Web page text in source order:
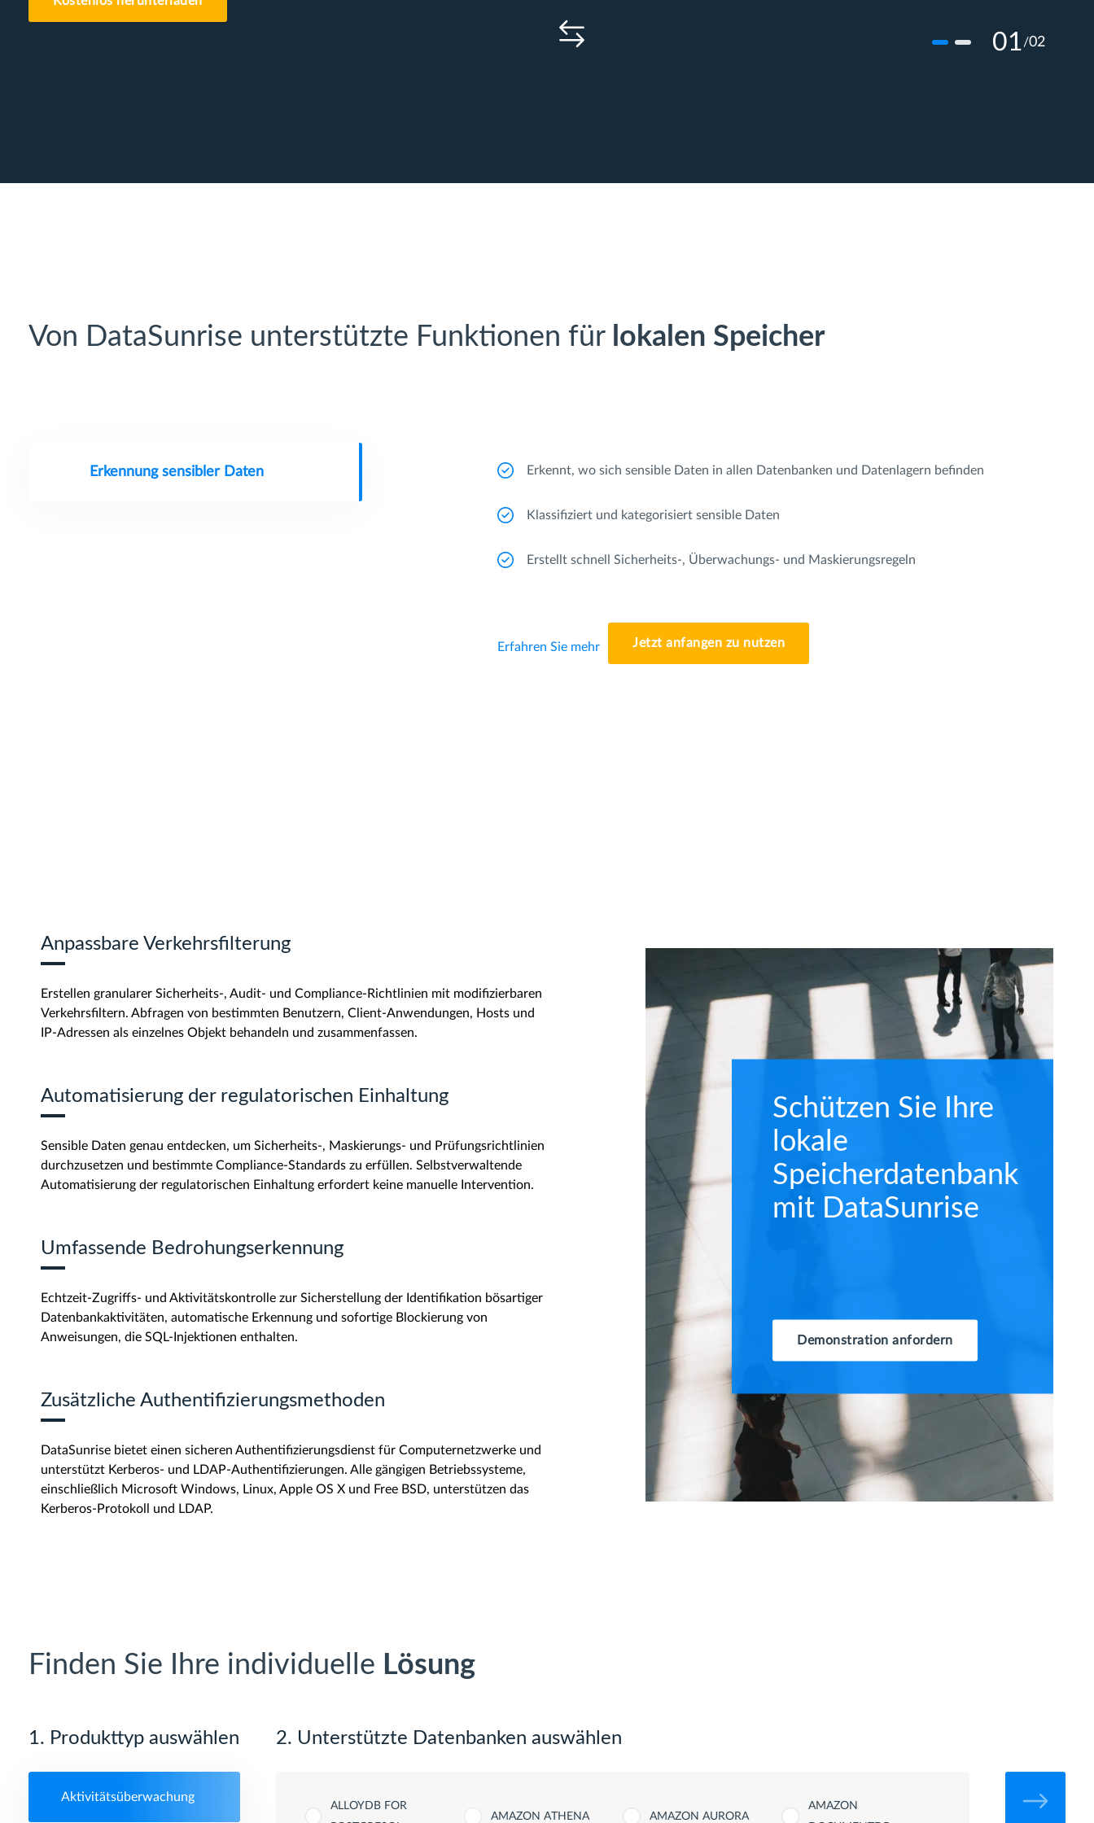
01/02
Von DataSunrise unterstützte Funktionen für lokalen Speicher
Erkennung sensibler Daten Erkennt, wo sich sensible Daten in allen Datenbanken und Datenlagern befinden
Klassifiziert und kategorisiert sensible Daten
Erstellt schnell Sicherheits-, Überwachungs- und Maskierungsregeln
Erfahren Sie mehr Jetzt anfangen zu nutzen
Anpassbare Verkehrsfilterung
Erstellen granularer Sicherheits-, Audit- und Compliance-Richtlinien mit modifizierbaren
Verkehrsfiltern. Abfragen von bestimmten Benutzern, Client-Anwendungen, Hosts und
IP-Adressen als einzelnes Objekt behandeln und zusammenfassen.
Automatisierung der regulatorischen Einhaltung
Sensible Daten genau entdecken, um Sicherheits-, Maskierungs- und Prüfungsrichtlinien
durchzusetzen und bestimmte Compliance-Standards zu erfüllen. Selbstverwaltende
Automatisierung der regulatorischen Einhaltung erfordert keine manuelle Intervention.
Umfassende Bedrohungserkennung
Echtzeit-Zugriffs- und Aktivitätskontrolle zur Sicherstellung der Identifikation bösartiger
Datenbankaktivitäten, automatische Erkennung und sofortige Blockierung von
Anweisungen, die SQL-Injektionen enthalten.
Zusätzliche Authentifizierungsmethoden
DataSunrise bietet einen sicheren Authentifizierungsdienst für Computernetzwerke und
unterstützt Kerberos- und LDAP-Authentifizierungen. Alle gängigen Betriebssysteme,
einschließlich Microsoft Windows, Linux, Apple OS X und Free BSD, unterstützen das
Kerberos-Protokoll und LDAP.
Schützen Sie Ihre
lokale
Speicherdatenbank
mit DataSunrise
Demonstration anfordern
Finden Sie Ihre individuelle Lösung
1. Produkttyp auswählen 2. Unterstützte Datenbanken auswählen
Aktivitätsüberwachung
ALLOYDB FOR
AMAZON ATHENA AMAZON AURORA
AMAZON